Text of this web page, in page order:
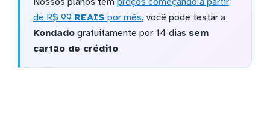
de R$ 99 REAIS por mês, você pode testar a
Kondadogratuitamente por 14 dias sem
cartão de crédito